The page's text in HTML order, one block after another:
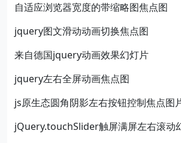
自适应浏览器宽度的带缩略图焦点图
jquery图文滑动动画切换焦点图
来自德国jquery动画效果幻灯片
jquery左右全屏动画焦点图
js原生态圆角阴影左右按钮控制焦点图
jQuery.touchSlider触屏满屏左右滚动